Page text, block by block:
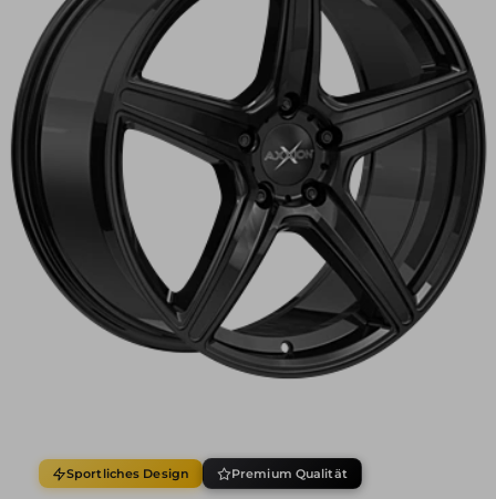
Sportliches Design Premium Qualität